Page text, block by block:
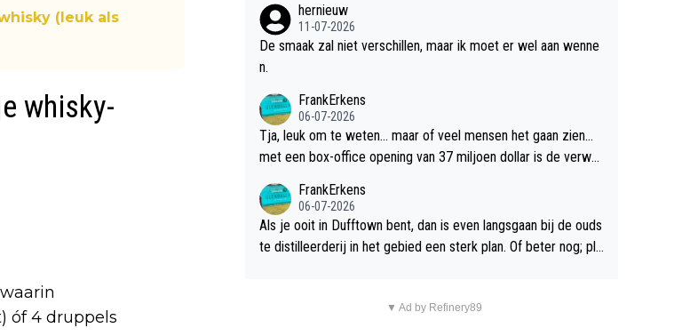
(leuk als
whisky-
óf 4 druppels
hernieuw
11-07-2026
De smaak zal niet verschillen, maar ik moet er wel aan wenne
n.
FrankErkens
06-07-2026
Tja, leuk om te weten... maar of veel mensen het gaan zien...
met een box-office opening van 37 miljoen dollar is de verwa
FrankErkens
06-07-2026
Als je ooit in Dufftown bent, dan is even langsgaan bij de ouds
te distilleerderij in het gebied een sterk plan. Of beter nog; pla
▼ Ad by Refinery89